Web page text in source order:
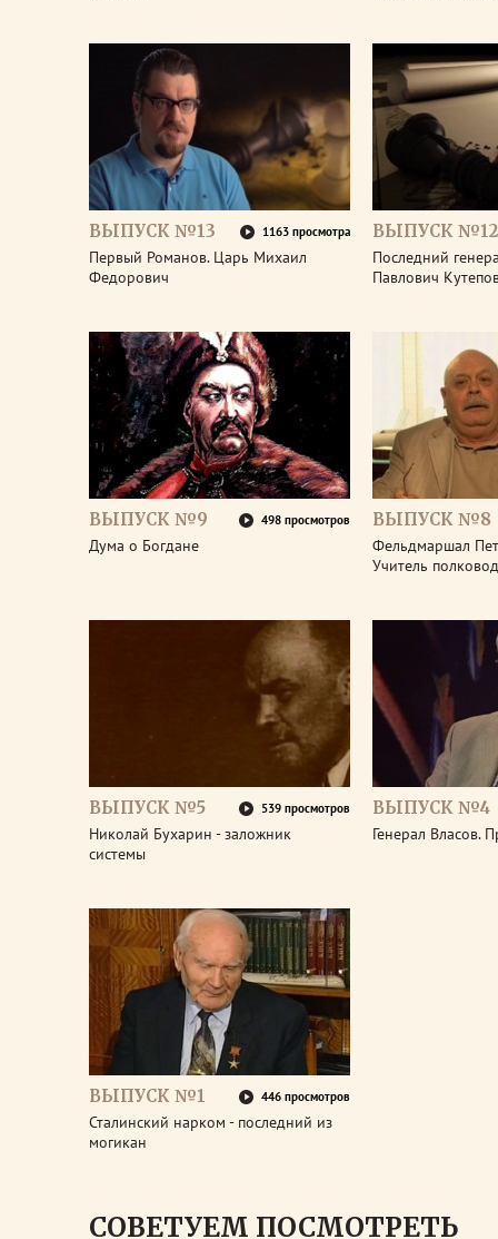
ВЫПУСК №13 1163 просмотра
Первый Романов. Царь Михаил
Федорович
ВЫПУСК №12
Последний
Павлович
ВЫПУСК №9 498 просмотров
Дума о Богдане
ВЫПУСК №8
Фельдмаршал
Учитель
ВЫПУСК №5 539 просмотров
Николай Бухарин - заложник
системы
ВЫПУСК №4
Генерал Власов.
ВЫПУСК №1 446 просмотров
Сталинский нарком - последний из
могикан
СОВЕТУЕМ ПОСМОТРЕТЬ